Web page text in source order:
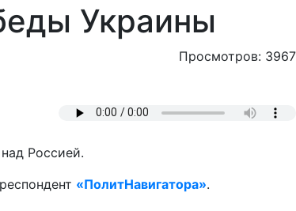
Украины
Просмотров: 3967
Россией.
«ПолитНавигатора».